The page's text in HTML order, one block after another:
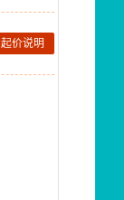
起价说明